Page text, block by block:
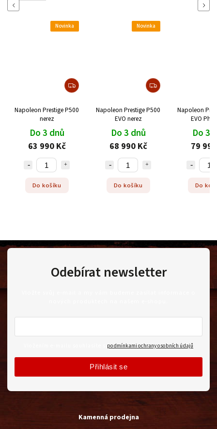
Previous
Novinka
Napoleon Prestige P500
nerez
Do 3 dnů
63 990 Kč
Do košíku
Novinka
Napoleon Prestige P500
EVO nerez
Do 3 dnů
68 990 Kč
Do košíku
Napoleon
EVO
Do 3
79
Do
Next
Kamenná prodejna
Odebírat newsletter
podmínkami ochrany osobních údajů
Přihlásit se